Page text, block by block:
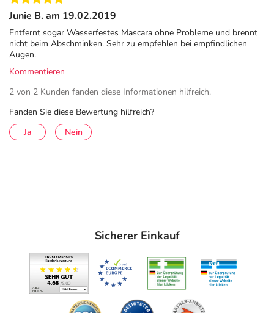
Anwendung
Morgens und abends auf ein Wattepad geben und auf das
Gesicht auftragen. Nicht abspülen.
Hinweise
Nur zur äußerlichen Anwendung geeignet.
Inhaltsstoffe
CAPRYLIC/CAPRIC GLYCERIDES • POLOXAMER 124 •
Adresse des Anbieters/Herstellers
L'Oreal Deutschland GmbH
Johannstrasse 1
40476 Düsseldorf
elektronische Adresse: www.larocheposay.de |
Junie B. am 19.02.2019
Entfernt sogar Wasserfestes Mascara ohne Probleme und brennt
nicht beim Abschminken. Sehr zu empfehlen bei empfindlichen
Augen.
Kommentieren
2 von 2 Kunden fanden diese Informationen hilfreich.
Fanden Sie diese Bewertung hilfreich?
Ja
Nein
Sicherer Einkauf